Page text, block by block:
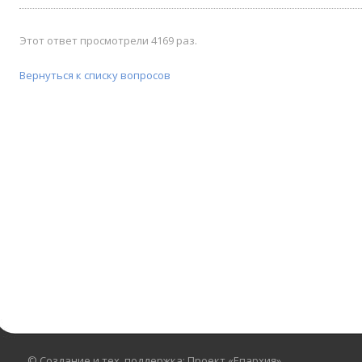
Этот ответ просмотрели 4169 раз.
Вернуться к списку вопросов